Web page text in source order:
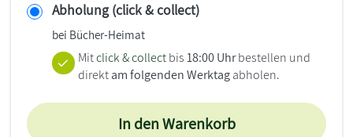
Abholung (click & collect)
bei Bücher-Heimat
Mitclick & collect bis18:00 Uhrbestellen und
direktam folgenden Werktagabholen.
In den Warenkorb